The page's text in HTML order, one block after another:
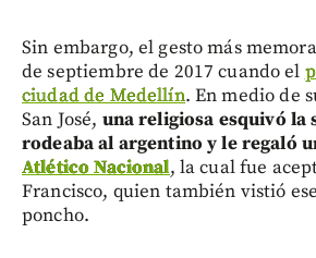
Sin embargo, el gesto más
de septiembre de 2017 cuando el
ciudad de Medellín. En medio de
San José, una religiosa esquivó la
rodeaba al argentino y le regaló
Atlético Nacional, la cual fue
Francisco, quien también vistió
poncho.